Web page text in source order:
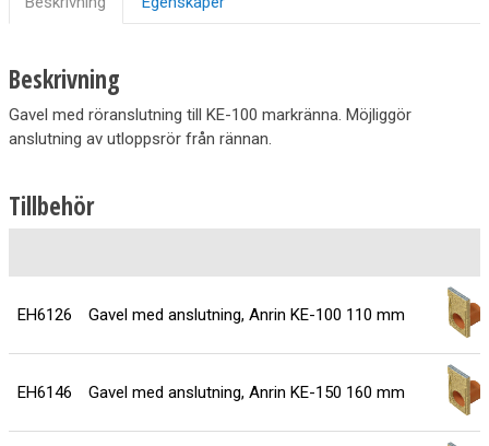
Beskrivning
Gavel med röranslutning till KE-100 markränna. Möjliggör
anslutning av utloppsrör från rännan.
Tillbehör
EH6126 Gavel med anslutning, Anrin KE-100 110 mm
EH6146 Gavel med anslutning, Anrin KE-150 160 mm